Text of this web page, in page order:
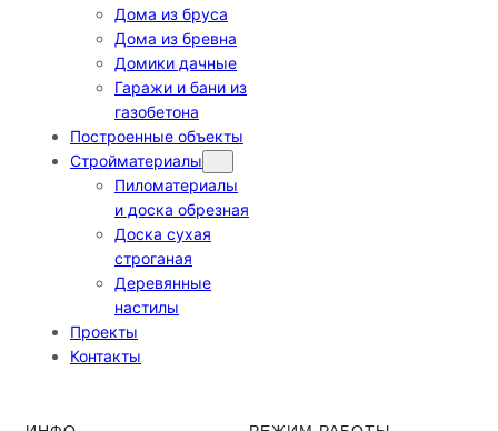
Дома из бруса
Дома из бревна
Домики дачные
Гаражи и бани из
газобетона
Построенные объекты
Стройматериалы
Пиломатериалы
и доска обрезная
Доска сухая
строганая
Деревянные
настилы
Проекты
Контакты